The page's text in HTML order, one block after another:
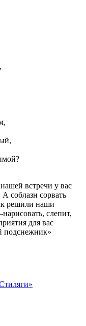
встречи у вас
соблазн сорвать
решили наши
слепит,
для вас
подснежник»